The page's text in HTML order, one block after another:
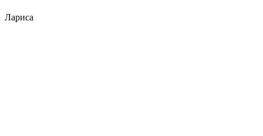
Лариса